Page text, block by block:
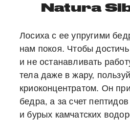
Natura
Лосиха с ее упругими
нам покоя. Чтобы
и не останавливать
тела даже в жару,
криоконцентратом. Он
бедра, а за счет
и бурых камчатских